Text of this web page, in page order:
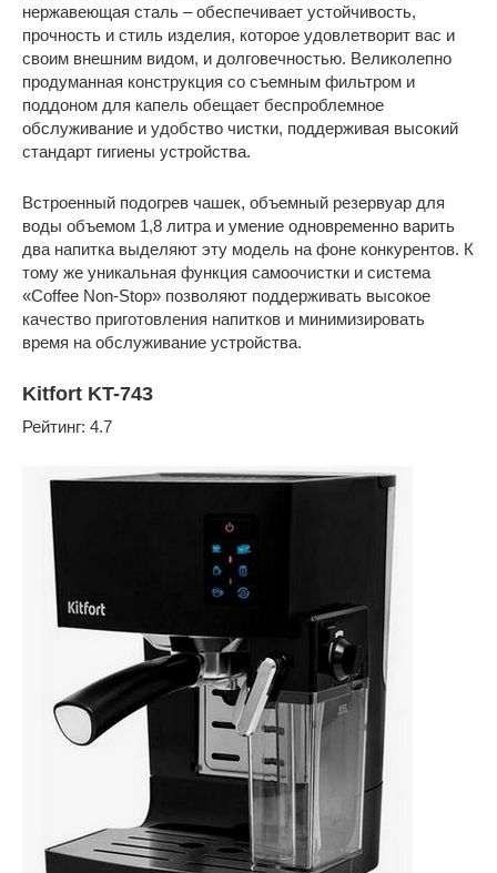
нержавеющая сталь – обеспечивает устойчивость,
прочность и стиль изделия, которое удовлетворит вас и
своим внешним видом, и долговечностью. Великолепно
продуманная конструкция со съемным фильтром и
поддоном для капель обещает беспроблемное
обслуживание и удобство чистки, поддерживая высокий
стандарт гигиены устройства.
Встроенный подогрев чашек, объемный резервуар для
воды объемом 1,8 литра и умение одновременно варить
два напитка выделяют эту модель на фоне конкурентов. К
тому же уникальная функция самоочистки и система
«Coffee Non-Stop» позволяют поддерживать высокое
качество приготовления напитков и минимизировать
время на обслуживание устройства.
Kitfort KT-743
Рейтинг: 4.7